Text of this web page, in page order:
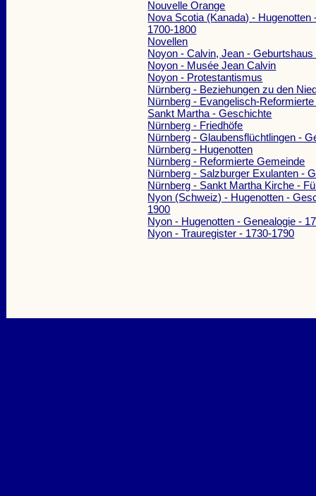
Nouvelle Orange
Nova Scotia (Kanada) - Hugenotten
1700-1800
Novellen
Noyon - Calvin, Jean -
Noyon - Musée Jean Calvin
Noyon - Protestantismus
Nürnberg - Beziehungen zu den
Nürnberg - Evangelisch-
Sankt Martha - Geschichte
Nürnberg - Friedhöfe
Nürnberg - Glaubensflüchtlingen -
Nürnberg - Hugenotten
Nürnberg - Reformierte Gemeinde
Nürnberg - Salzburger Exulanten -
Nürnberg - Sankt Martha Kirche -
Nyon (Schweiz) - Hugenotten -
1900
Nyon - Hugenotten - Genealogie -
Nyon - Trauregister - 1730-1790